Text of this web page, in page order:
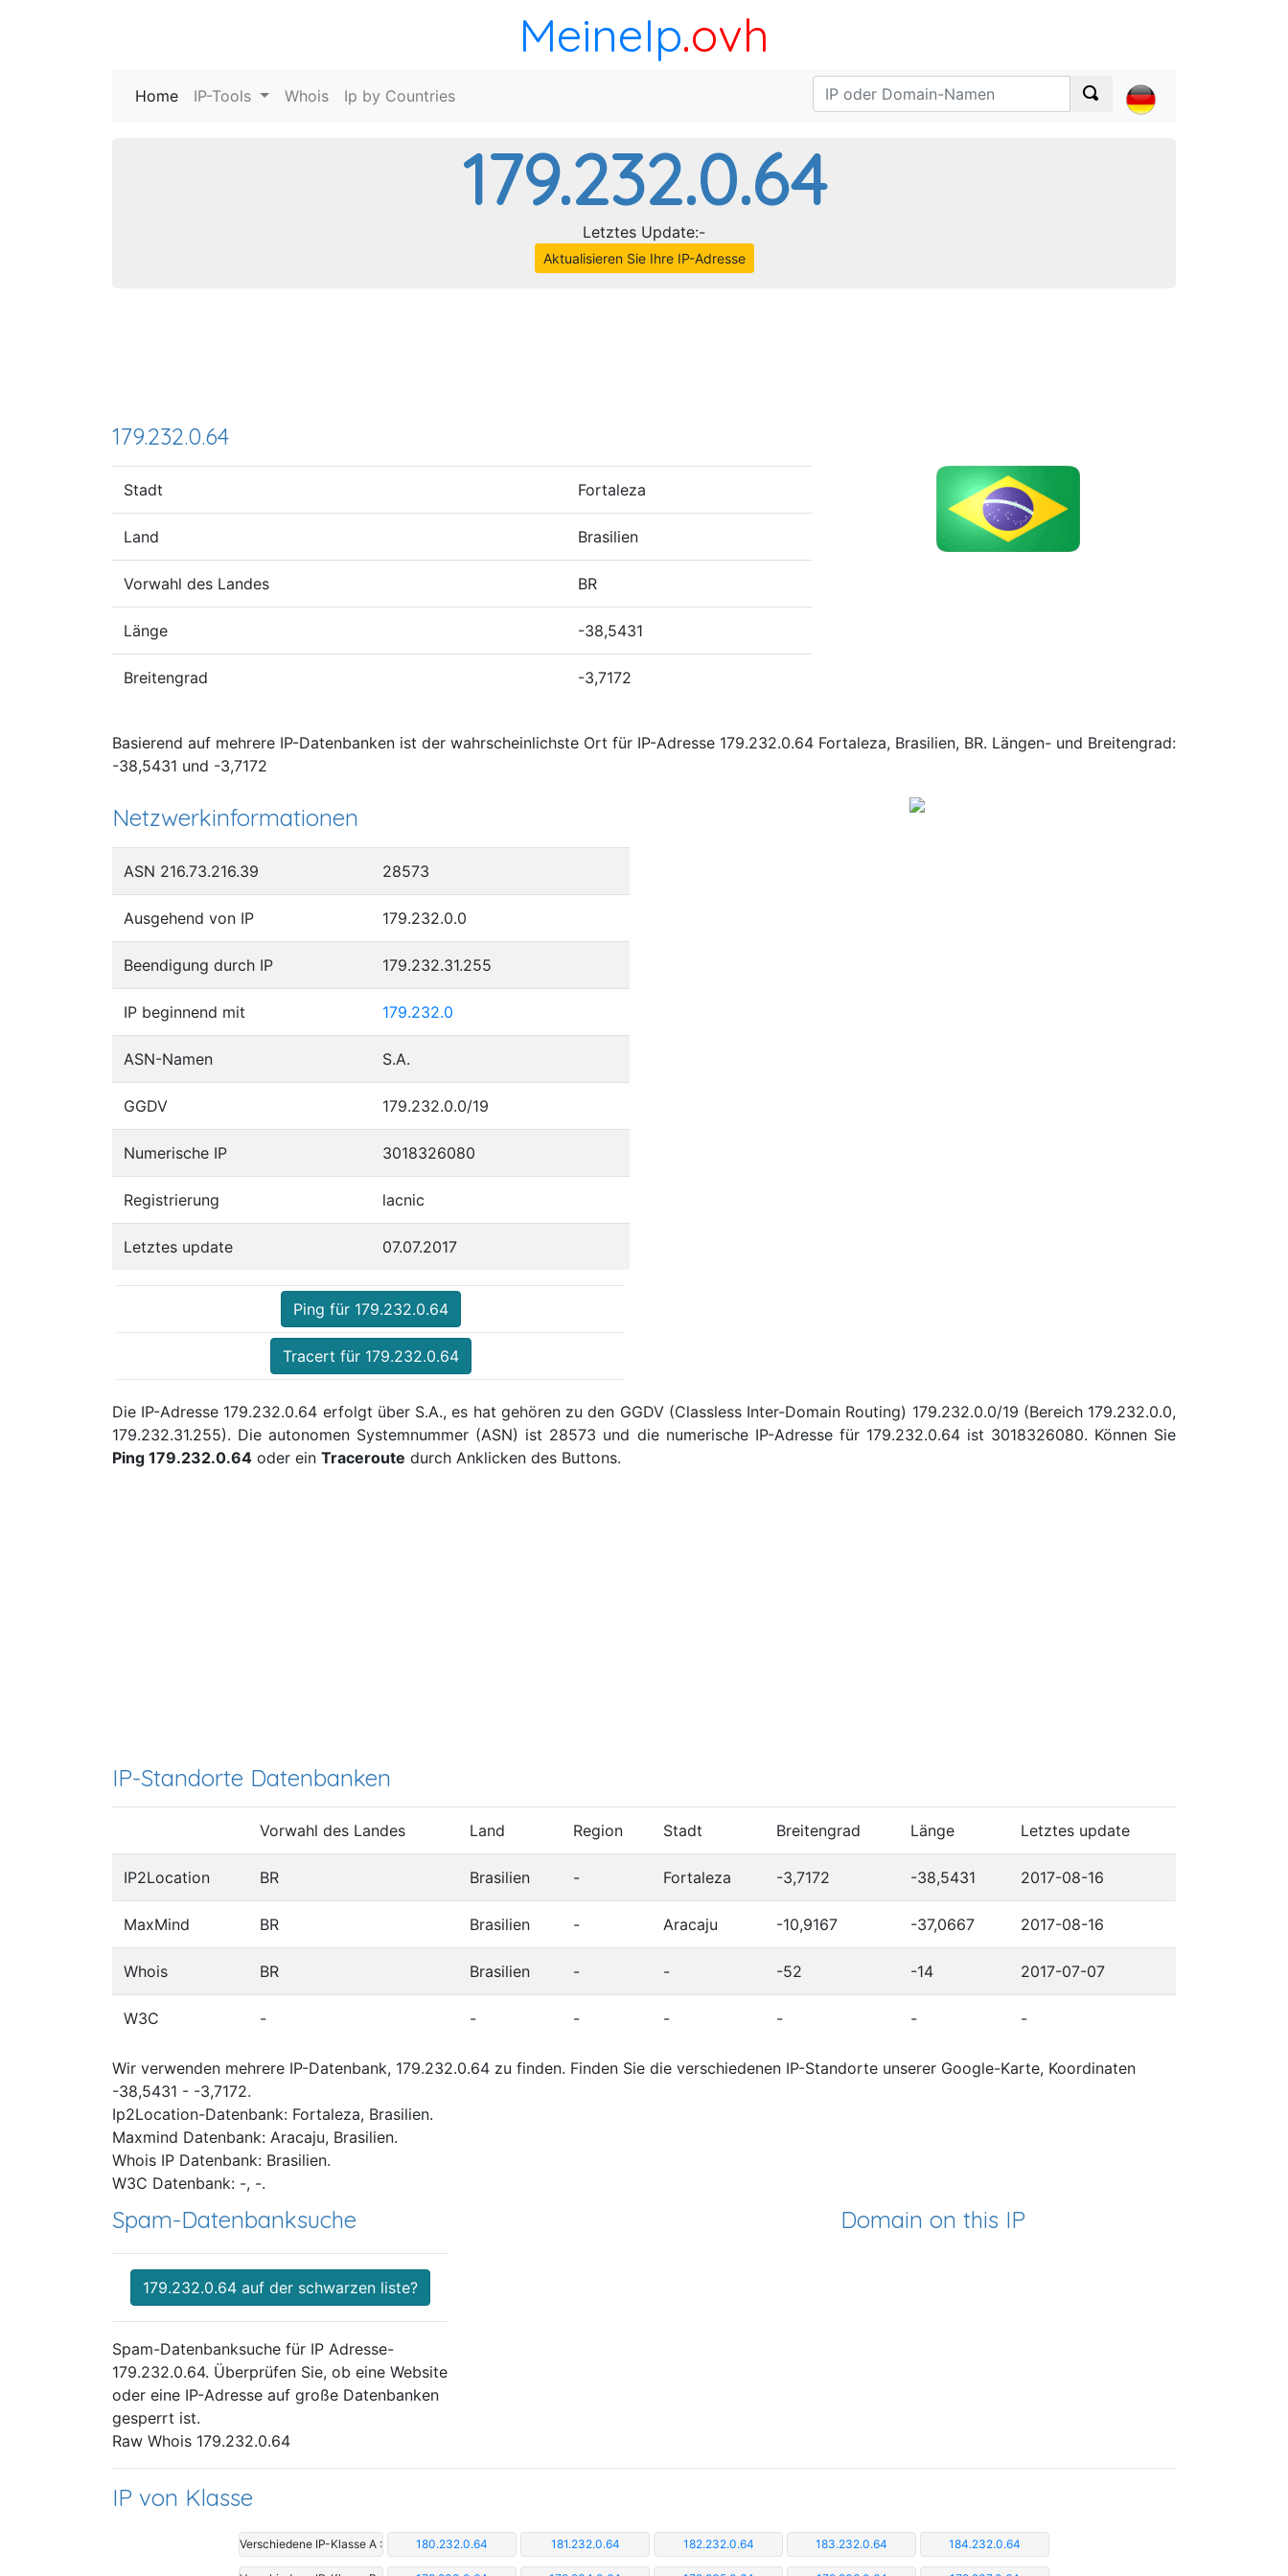
MeineIp.ovh
Home (current)
IP-Tools Whois Ip by Countries
179.232.0.64
Letztes Update:-
Aktualisieren Sie Ihre IP-Adresse
179.232.0.64
Stadt Fortaleza
Land Brasilien
Vorwahl des Landes BR
Länge -38,5431
Breitengrad -3,7172
Basierend auf mehrere IP-Datenbanken ist der wahrscheinlichste Ort für IP-Adresse 179.232.0.64 Fortaleza, Brasilien, BR. Längen- und Breitengrad:
-38,5431 und -3,7172
Netzwerkinformationen
ASN 216.73.216.39 28573
Ausgehend von IP 179.232.0.0
Beendigung durch IP 179.232.31.255
IP beginnend mit 179.232.0
ASN-Namen S.A.
GGDV 179.232.0.0/19
Numerische IP 3018326080
Registrierung lacnic
Letztes update 07.07.2017
Ping für 179.232.0.64
Tracert für 179.232.0.64
Die IP-Adresse 179.232.0.64 erfolgt über S.A., es hat gehören zu den GGDV (Classless Inter-Domain Routing) 179.232.0.0/19 (Bereich 179.232.0.0,
179.232.31.255). Die autonomen Systemnummer (ASN) ist 28573 und die numerische IP-Adresse für 179.232.0.64 ist 3018326080. Können Sie
Ping 179.232.0.64 oder ein Traceroute durch Anklicken des Buttons.
IP-Standorte Datenbanken
Vorwahl des Landes Land Region Stadt Breitengrad Länge Letztes update
IP2Location BR Brasilien - Fortaleza -3,7172 -38,5431 2017-08-16
MaxMind BR Brasilien - Aracaju -10,9167 -37,0667 2017-08-16
Whois BR Brasilien - - -52 -14 2017-07-07
W3C - - - - - - -
Wir verwenden mehrere IP-Datenbank, 179.232.0.64 zu finden. Finden Sie die verschiedenen IP-Standorte unserer Google-Karte, Koordinaten
-38,5431 - -3,7172.
Ip2Location-Datenbank: Fortaleza, Brasilien.
Maxmind Datenbank: Aracaju, Brasilien.
Whois IP Datenbank: Brasilien.
W3C Datenbank: -, -.
Spam-Datenbanksuche
179.232.0.64 auf der schwarzen liste?
Spam-Datenbanksuche für IP Adresse-
179.232.0.64. Überprüfen Sie, ob eine Website
oder eine IP-Adresse auf große Datenbanken
gesperrt ist.
Domain on this IP
Raw Whois 179.232.0.64
IP von Klasse
Verschiedene IP-Klasse A : 180.232.0.64 181.232.0.64 182.232.0.64 183.232.0.64 184.232.0.64